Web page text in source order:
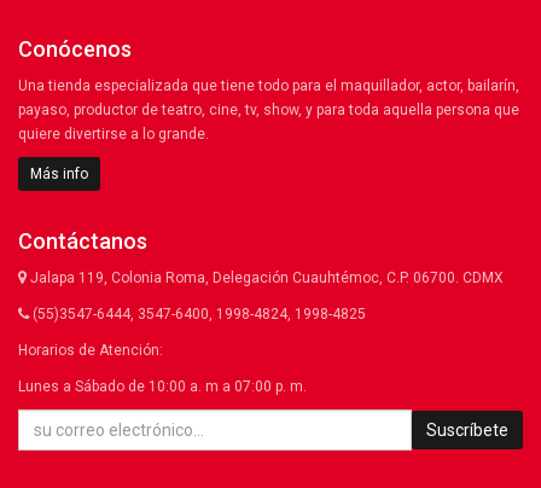
Conócenos
Una tienda especializada que tiene todo para el maquillador, actor, bailarín,
payaso, productor de teatro, cine, tv, show, y para toda aquella persona que
quiere divertirse a lo grande.
Más info
Contáctanos
Jalapa 119, Colonia Roma, Delegación Cuauhtémoc, C.P. 06700. CDMX
(55)3547-6444, 3547-6400, 1998-4824, 1998-4825
Horarios de Atención:
Lunes a Sábado de 10:00 a. m a 07:00 p. m.
Suscríbete